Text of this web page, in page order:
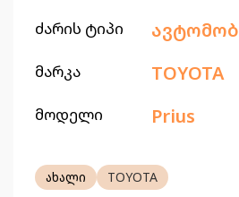
ძარის ტიპი
მარკა TOYOTA
მოდელი Prius
ახალი TOYOTA